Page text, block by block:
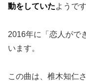
動をしていたようです
2016年に「恋人がで
います。
この曲は、椎木知仁